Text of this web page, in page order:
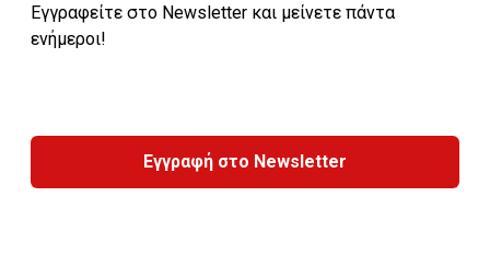
Εγγραφείτε στο Newsletter και μείνετε πάντα
ενήμεροι!
Εγγραφή στο Newsletter